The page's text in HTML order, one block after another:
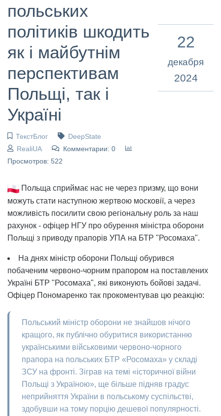
польських
політиків шкодить
як і майбутнім
перспективам
Польщі, так і
Україні
ТекстБлог
DeepState
RealiUA
Комментарии: 0
Просмотров: 522
22
декабря
2024
Польща сприймає нас не через призму, що вони
можуть стати наступною жертвою московії, а через
можливість посилити свою регіональну роль за наш
рахунок - офіцер НГУ про обурення міністра оборони
Польщі з приводу прапорів УПА на БТР "Росомаха".
На днях міністр оборони Польщі обурився
побаченим червоно-чорним прапором на поставлених
Україні БТР "Росомаха", які виконують бойові задачі.
Офіцер Пономаренко так прокоментував цю реакцію:
Польський міністр оборони не знайшов нічого
кращого, як публічно обуритися використанню
українськими військовими червоно-чорного
прапора на польських БТР «Росомаха» у складі
ЗСУ на фронті. Зіграв на темі «історичної війни
Польщі з Україною», ще більше підняв градус
неприйняття України в польському суспільстві,
здобувши на тому порцію дешевої популярності.